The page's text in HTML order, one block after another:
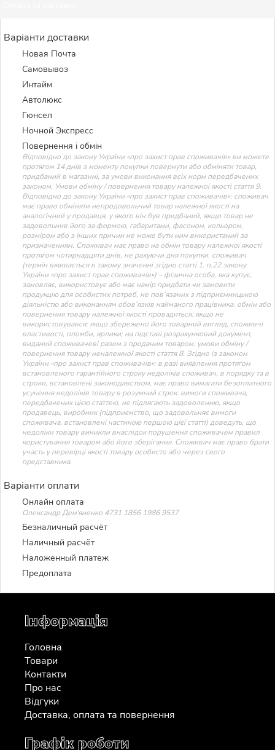
Варіанти доставки
Новая Почта
Самовывоз
Интайм
Автолюкс
Гюнсел
Ночной Экспресс
Повернення і обмін
Відповідно до закону України «про захист прав споживачів» ви можете
протягом 14 днів з моменту покупки повернути або обміняти товар,
придбаний в магазині, за умови виконання всіх норм передбачених
законом. Умови обміну / повернення товару належної якості стаття 9.
Відповідно до закону України «про захист прав споживачів»: споживач
має право обміняти непродовольчий товар належної якості на
аналогічний у продавця, у якого він був придбаний, якщо товар не
задовольнив його за формою, габаритами, фасоном, кольором,
розміром або з інших причин не може бути ним використаний за
призначенням. Споживач має право на обмін товару належної якості
протягом чотирнадцяти днів, не рахуючи дня покупки. споживач
(термін вживається в такому значенні згідно статті 1. п.22 закону
України «про захист прав споживачів») – фізична особа, яка купує,
замовляє, використовує або має намір придбати чи замовити
продукцію для особистих потреб, не пов’язаних з підприємницькою
діяльністю або виконанням обов’язків найманого працівника. обмін або
повернення товару належної якості провадиться: якщо не
використовувався; якщо збережено його товарний вигляд, споживчі
властивості, пломби, ярлики; на підставі розрахунковий документ,
виданий споживачеві разом з проданим товаром. умови обміну /
повернення товару неналежної якості стаття 8. Згідно із законом
України «про захист прав споживачів»: в разі виявлення протягом
встановленого гарантійного строку недоліків споживач, в порядку та в
строки, встановлені законодавством, має право вимагати безоплатного
усунення недоліків товару в розумний строк. вимоги споживача,
передбачених цією статтею, не підлягають задоволенню, якщо
продавець, виробник (підприємство, що задовольняє вимоги
споживача, встановлені частиною першою цієї статті) доведуть, що
недоліки товару виникли внаслідок порушення споживачем правил
користування товаром або його зберігання. Споживач має право брати
участь у перевірці якості товару особисто або через свого
представника.
Варіанти оплати
Онлайн оплата
Олександр Дем'яненко 4731 1856 1986 9537
Безналичный расчёт
Наличный расчёт
Наложенный платеж
Предоплата
Інформація
Головна
Товари
Контакти
Про нас
Відгуки
Доставка, оплата та повернення
Графік роботи